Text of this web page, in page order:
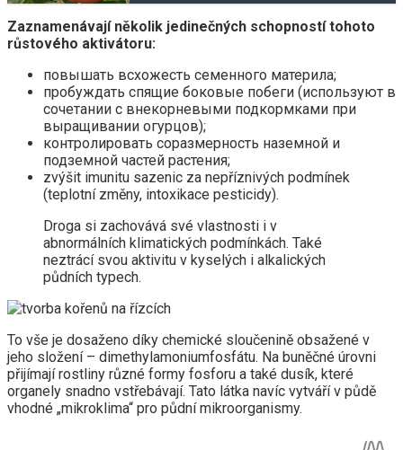
Zaznamenávají několik jedinečných schopností tohoto
růstového aktivátoru:
повышать всхожесть семенного материла;
пробуждать спящие боковые побеги (используют в
сочетании с внекорневыми подкормками при
выращивании огурцов);
контролировать соразмерность наземной и
подземной частей растения;
zvýšit imunitu sazenic za nepříznivých podmínek
(teplotní změny, intoxikace pesticidy).
Droga si zachovává své vlastnosti i v
abnormálních klimatických podmínkách. Také
neztrácí svou aktivitu v kyselých i alkalických
půdních typech.
To vše je dosaženo díky chemické sloučenině obsažené v
jeho složení – dimethylamoniumfosfátu. Na buněčné úrovni
přijímají rostliny různé formy fosforu a také dusík, které
organely snadno vstřebávají. Tato látka navíc vytváří v půdě
vhodné „mikroklima“ pro půdní mikroorganismy.